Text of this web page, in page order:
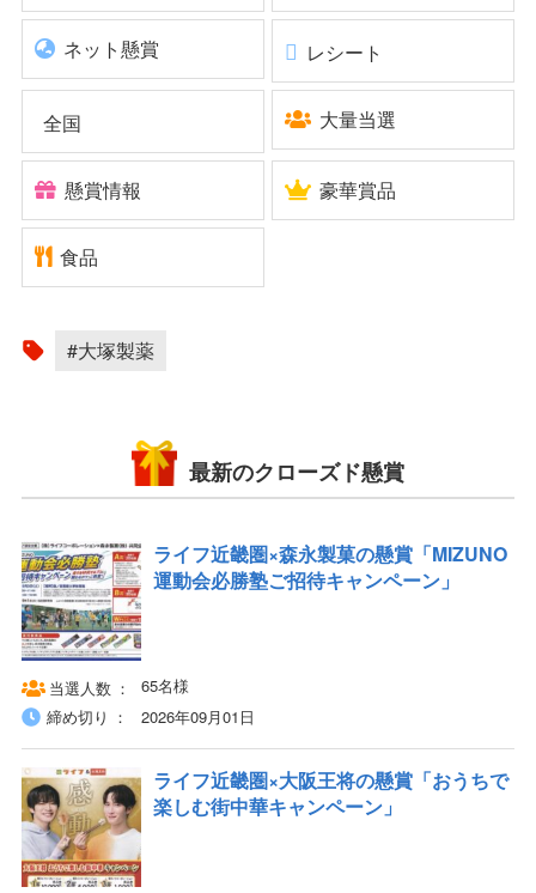
ネット懸賞 レシート
全国 大量当選
懸賞情報 豪華賞品
食品
#大塚製薬
最新のクローズド懸賞
ライフ近畿圏×森永製菓の懸賞「MIZUNO
運動会必勝塾ご招待キャンペーン」
当選人数
65名様
締め切り
2026年09月01日
ライフ近畿圏×大阪王将の懸賞「おうちで
楽しむ街中華キャンペーン」